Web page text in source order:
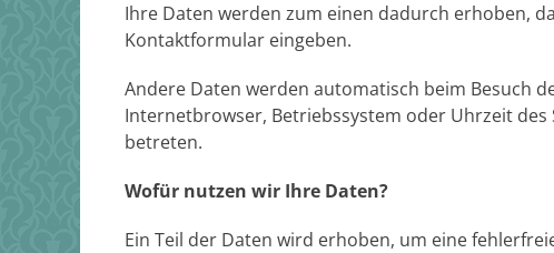
Ihre Daten werden zum einen dadurch erhoben,
Kontaktformular eingeben.
Andere Daten werden automatisch beim Besuch
Internetbrowser, Betriebssystem oder Uhrzeit
betreten.
Wofür nutzen wir Ihre Daten?
Ein Teil der Daten wird erhoben, um eine